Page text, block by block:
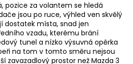
pozice za volantem se hledá
jsou po ruce, výhled ven skvělý
dostatek místa, snad jen
vzadu, kterému brání
tunel a nízko výsuvná opěrka
na tom v tomto směru nejsou
zavazadlový prostor než Mazda 3